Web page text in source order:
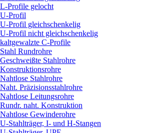
L-Profile gelocht
U-Profil
U-Profil gleichschenkelig
U-Profil nicht gleichschenkelig
kaltgewalzte C-Profile
Stahl Rundrohre
Geschweißte Stahlrohre
Konstruktionsrohre
Nahtlose Stahlrohre
Naht. Präzisionsstahlrohre
Nahtlose Leitungsrohre
Rundr. naht. Konstruktion
Nahtlose Gewinderohre
U-Stahlträger, I- und H-Stangen